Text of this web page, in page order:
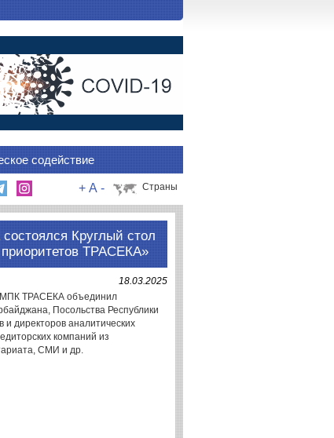
содействие
Страны
+ A -
Круглый стол
ТРАСЕКА»
18.03.2025
МПК ТРАСЕКА объединил
Посольства Республики
и директоров аналитических
компаний из
СМИ и др.